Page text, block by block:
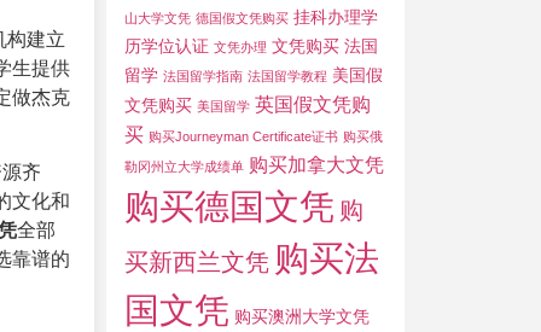
建立
生提供
做杰克
齐
文化和
全部
靠谱的
山大学文凭 德国假文凭购买 挂科办理学
历学位认证 文凭办理 文凭购买 法国
留学 法国留学指南 法国留学教程 美国假
文凭购买 美国留学 英国假文凭购
买 购买Journeyman Certificate证书 购买俄
勒冈州立大学成绩单 购买加拿大文凭
购买德国文凭 购
买新西兰文凭 购买法
国文凭 购买澳洲大学文凭